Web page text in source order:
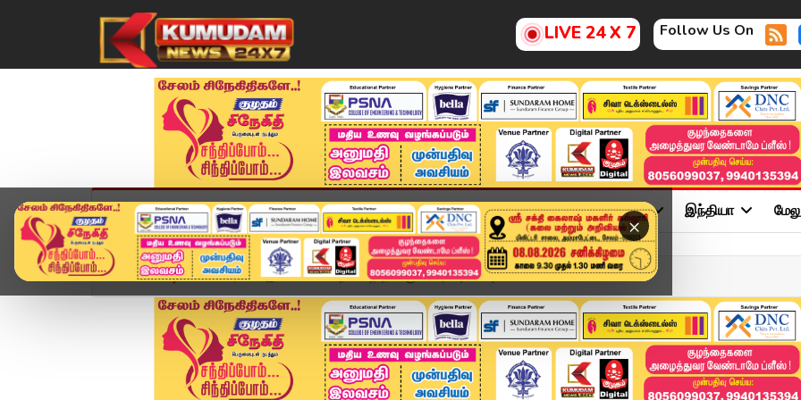
LIVE 24 X 7 Follow Us On
×
முகப்பு விளையாட்டு அண்மை தமிழ்நாடு சினிமா அரசியல் விளையாட்டு இந்தியா
Home வீடியோ ஸ்டோரி இனி எல்லாமே நல்லதே நடக்கும்- அன்புமணி | Ramados...